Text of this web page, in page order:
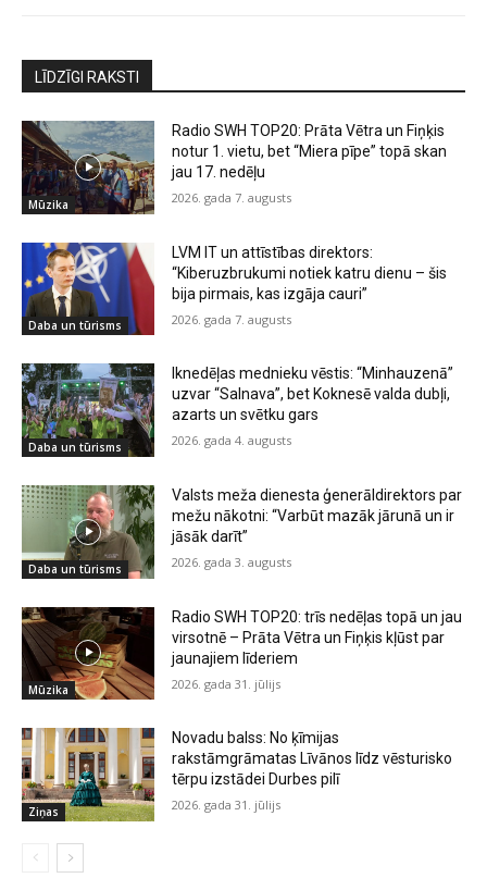
LĪDZĪGI RAKSTI
Mūzika
Radio SWH TOP20: Prāta Vētra un Fiņķis
notur 1. vietu, bet “Miera pīpe” topā skan
jau 17. nedēļu
2026. gada 7. augusts
Daba un tūrisms
LVM IT un attīstības direktors:
“Kiberuzbrukumi notiek katru dienu – šis
bija pirmais, kas izgāja cauri”
2026. gada 7. augusts
Daba un tūrisms
Iknedēļas mednieku vēstis: “Minhauzenā”
uzvar “Salnava”, bet Koknesē valda dubļi,
azarts un svētku gars
2026. gada 4. augusts
Daba un tūrisms
Valsts meža dienesta ģenerāldirektors par
mežu nākotni: “Varbūt mazāk jārunā un ir
jāsāk darīt”
2026. gada 3. augusts
Mūzika
Radio SWH TOP20: trīs nedēļas topā un jau
virsotnē – Prāta Vētra un Fiņķis kļūst par
jaunajiem līderiem
2026. gada 31. jūlijs
Ziņas
Novadu balss: No ķīmijas
rakstāmgrāmatas Līvānos līdz vēsturisko
tērpu izstādei Durbes pilī
2026. gada 31. jūlijs